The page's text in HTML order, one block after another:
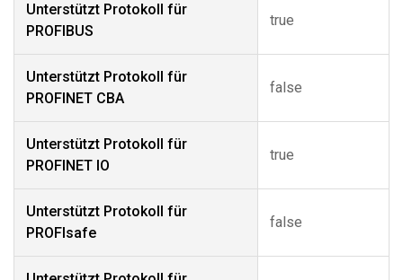
Unterstützt Protokoll für
PROFIBUS
true
Unterstützt Protokoll für
PROFINET CBA
false
Unterstützt Protokoll für
PROFINET IO
true
Unterstützt Protokoll für
PROFIsafe
false